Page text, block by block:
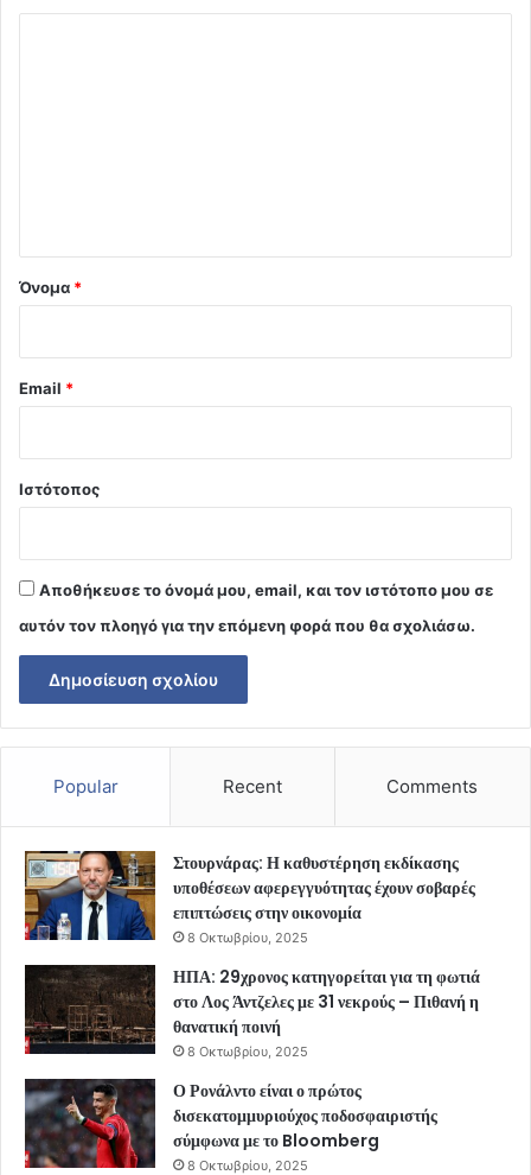
Όνομα *
Email *
Ιστότοπος
Αποθήκευσε το όνομά μου, email, και τον ιστότοπο μου σε
αυτόν τον πλοηγό για την επόμενη φορά που θα σχολιάσω.
Popular Recent Comments
Στουρνάρας: Η καθυστέρηση εκδίκασης
υποθέσεων αφερεγγυότητας έχουν σοβαρές
επιπτώσεις στην οικονομία
8 Οκτωβρίου, 2025
ΗΠΑ: 29χρονος κατηγορείται για τη φωτιά
στο Λος Άντζελες με 31 νεκρούς – Πιθανή η
θανατική ποινή
8 Οκτωβρίου, 2025
Ο Ρονάλντο είναι ο πρώτος
δισεκατομμυριούχος ποδοσφαιριστής
σύμφωνα με το Bloomberg
8 Οκτωβρίου, 2025